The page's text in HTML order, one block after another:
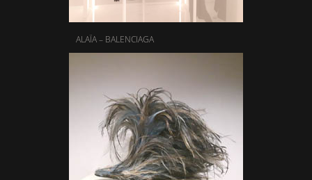
ALAÏA – BALENCIAGA